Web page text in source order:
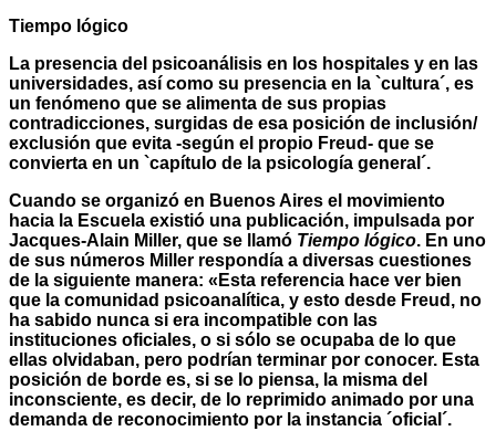
Tiempo lógico
La presencia del psicoanálisis en los hospitales y en las
universidades, así como su presencia en la `cultura´, es
un fenómeno que se alimenta de sus propias
contradicciones, surgidas de esa posición de inclusión/
exclusión que evita -según el propio Freud- que se
convierta en un `capítulo de la psicología general´.
Cuando se organizó en Buenos Aires el movimiento
hacia la Escuela existió una publicación, impulsada por
Jacques-Alain Miller, que se llamó Tiempo lógico. En uno
de sus números Miller respondía a diversas cuestiones
de la siguiente manera: «Esta referencia hace ver bien
que la comunidad psicoanalítica, y esto desde Freud, no
ha sabido nunca si era incompatible con las
instituciones oficiales, o si sólo se ocupaba de lo que
ellas olvidaban, pero podrían terminar por conocer. Esta
posición de borde es, si se lo piensa, la misma del
inconsciente, es decir, de lo reprimido animado por una
demanda de reconocimiento por la instancia ´oficial´.